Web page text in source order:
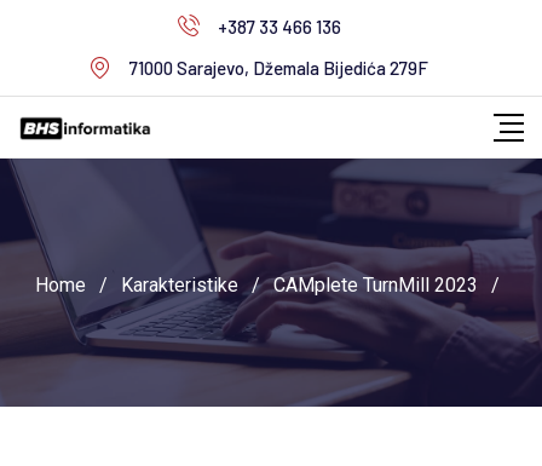
+387 33 466 136
71000 Sarajevo, Džemala Bijedića 279F
Home / Karakteristike / CAMplete TurnMill 2023 /